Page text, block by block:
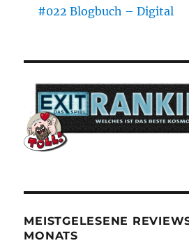
#022 Blogbuch – Digital
MEISTGELESENE
MONATS